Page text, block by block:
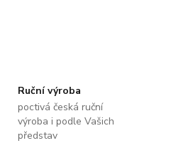
Ruční výroba
poctivá česká ruční
výroba i podle Vašich
představ